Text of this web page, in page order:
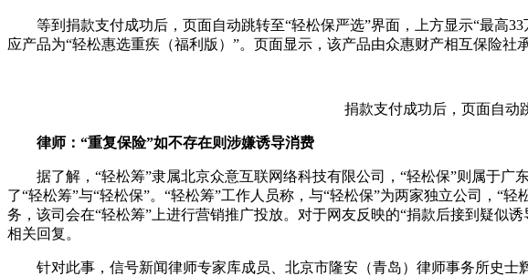
等到捐款支付成功后，页面自动跳转至“轻松保严选”界面，上方显示“最高
应产品为“轻松惠选重疾（福利版）”。页面显示，该产品由众惠财产相互保险社
捐款支付成功后，页面自动
律师：“重复保险”如不存在则涉嫌诱导消费
据了解，“轻松筹”隶属北京众意互联网络科技有限公司，“轻松保”则属于
了“轻松筹”与“轻松保”。“轻松筹”工作人员称，与“轻松保”为两家独立公司，“
务，该司会在“轻松筹”上进行营销推广投放。对于网友反映的“捐款后接到疑似
相关回复。
针对此事，信号新闻律师专家库成员、北京市隆安（青岛）律师事务所史